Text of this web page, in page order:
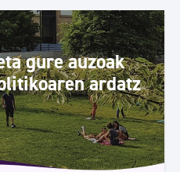
gure auzoak
ardatz